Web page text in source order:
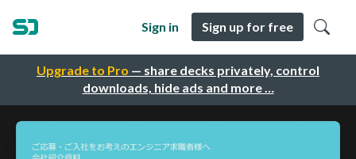
Upgrade to Pro — share decks privately, control
downloads, hide ads and more …
Sign in Sign up for free